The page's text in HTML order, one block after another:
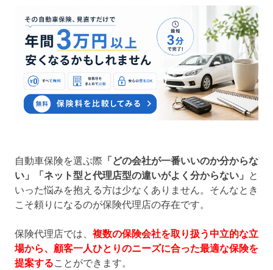
自動車保険を選ぶ際 「どの会社が一番いいのか分からな
い」「ネット型と代理店型の違いがよく分からない」
と
いった悩みを抱える方は少なくありません。そんなとき
こそ頼りになるのが保険代理店の存在です。
保険代理店では、 複数の保険会社を取り扱う中立的な立
場から、顧客一人ひとりのニーズに合った最適な保険を
提案することができます。